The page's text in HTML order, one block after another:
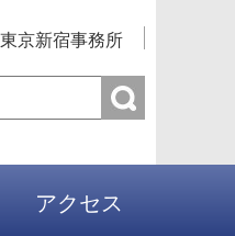
東京新宿事務所
アクセス